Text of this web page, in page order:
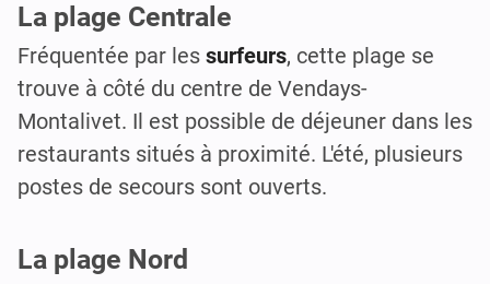
La plage Centrale
Fréquentée par les surfeurs, cette plage se
trouve à côté du centre de Vendays-
Montalivet. Il est possible de déjeuner dans les
restaurants situés à proximité. L'été, plusieurs
postes de secours sont ouverts.
La plage Nord